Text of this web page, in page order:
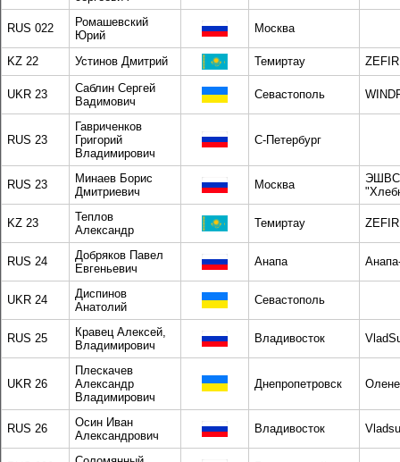
RUS 022
Ромашевский
Юрий
Москва
KZ 22 Устинов Дмитрий Темиртау ZEFIR
UKR 23
Саблин Сергей
Вадимович
Севастополь
RUS 23
Гавриченков
Григорий
Владимирович
С-Петербург
RUS 23
Минаев Борис
Дмитриевич
Москва
KZ 23
Теплов
Александр
Темиртау ZEFIR
RUS 24
Добряков Павел
Евгеньевич
Анапа
UKR 24
Диспинов
Анатолий
Севастополь
RUS 25
Кравец Алексей,
Владимирович
Владивосток
UKR 26
Плескачев
Александр
Владимирович
Днепропетровск
RUS 26
Осин Иван
Александрович
Владивосток